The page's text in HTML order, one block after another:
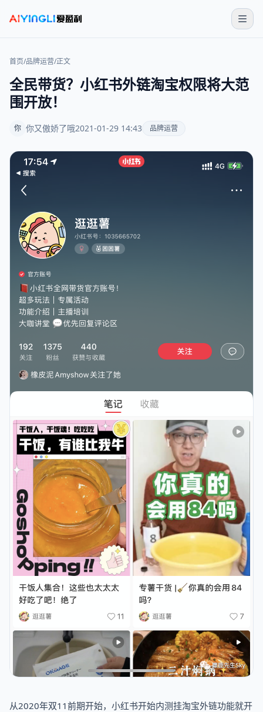
首页/品牌运营/正文
全民带货？小红书外链淘宝权限将大范
围开放！
你 你又傲娇了哦2021-01-29 14:43 品牌运营
从2020年双11前期开始，小红书开始内测挂淘宝外链功能就开